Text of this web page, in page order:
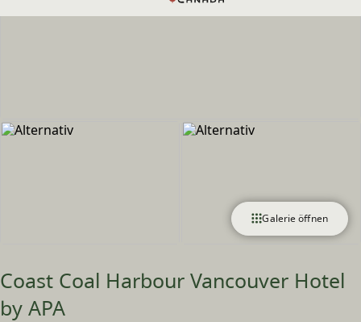
Galerie öffnen
Coast Coal Harbour Vancouver Hotel
by APA